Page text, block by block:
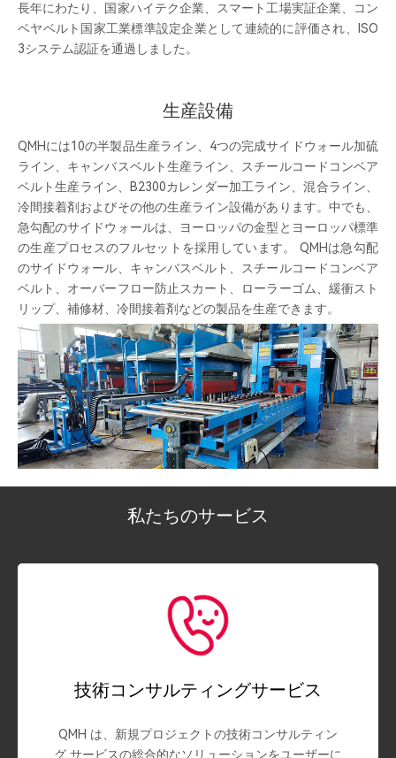
長年にわたり、国家ハイテク企業、スマート工場実証企業、コン
ベヤベルト国家工業標準設定企業として連続的に評価され、ISO
3システム認証を通過しました。
生産設備
QMHには10の半製品生産ライン、4つの完成サイドウォール加硫
ライン、キャンバスベルト生産ライン、スチールコードコンベア
ベルト生産ライン、B2300カレンダー加工ライン、混合ライン、
冷間接着剤およびその他の生産ライン設備があります。中でも、
急勾配のサイドウォールは、ヨーロッパの金型とヨーロッパ標準
の生産プロセスのフルセットを採用しています。 QMHは急勾配
のサイドウォール、キャンバスベルト、スチールコードコンベア
ベルト、オーバーフロー防止スカート、ローラーゴム、緩衝スト
リップ、補修材、冷間接着剤などの製品を生産できます。
私たちのサービス
技術コンサルティングサービス
QMH は、新規プロジェクトの技術コンサルティン
グ サービスの総合的なソリューションをユーザーに